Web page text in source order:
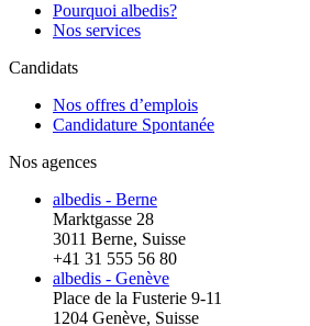
Pourquoi albedis?
Nos services
Candidats
Nos offres d’emplois
Candidature Spontanée
Nos agences
albedis - Berne
Marktgasse 28
3011 Berne, Suisse
+41 31 555 56 80
albedis - Genève
Place de la Fusterie 9-11
1204 Genève, Suisse